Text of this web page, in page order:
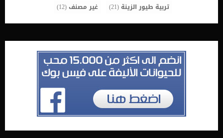
تربية طيور الزينة (21) غير مصنف(12)